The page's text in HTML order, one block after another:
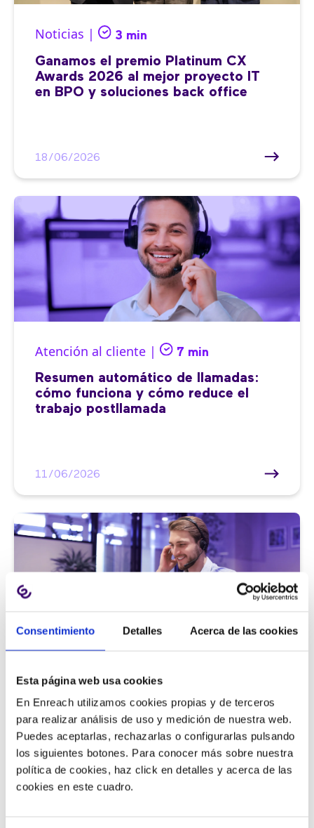
Consentimiento Detalles Acerca de las cookies
Esta página web usa cookies
En Enreach utilizamos cookies propias y de terceros
para realizar análisis de uso y medición de nuestra web.
Puedes aceptarlas, rechazarlas o configurarlas pulsando
los siguientes botones. Para conocer más sobre nuestra
política de cookies, haz click en detalles y acerca de las
cookies en este cuadro.
Noticias | 3 min
Ganamos el premio Platinum CX
Awards 2026 al mejor proyecto IT
en BPO y soluciones back office
18/06/2026
Atención al cliente | 7 min
Resumen automático de llamadas:
cómo funciona y cómo reduce el
trabajo postllamada
11/06/2026
9 métricas de call center para medir
la satisfacción del cliente
11/06/2026